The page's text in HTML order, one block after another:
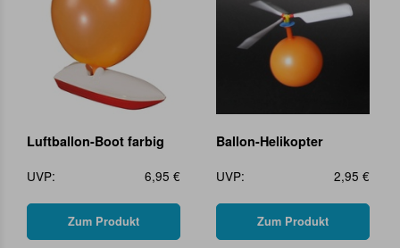
Luftballon-Boot farbig
UVP:
6,95 €
Zum Produkt
Ballon-Helikopter
UVP:
2,95 €
Zum Produkt